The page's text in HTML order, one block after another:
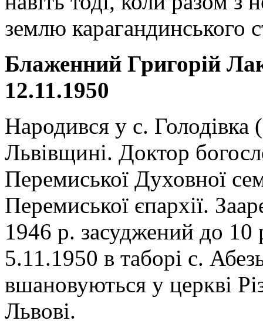
землю карагандинського
Блаженний Григорій
12.11.1950
Народився у с. Голодівка
Львівщині. Доктор
Перемиської Духовної
Перемиської єпархії.
1946 р. засуджений до 10
5.11.1950 в таборі с.
вшановуються у церкві
Львові.